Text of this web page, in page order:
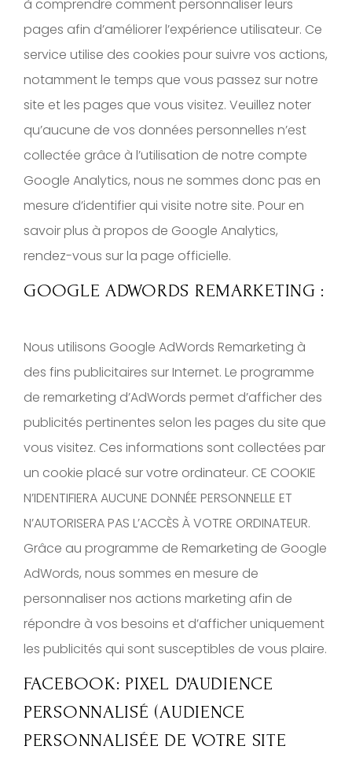
à comprendre comment personnaliser leurs
pages afin d’améliorer l’expérience utilisateur. Ce
service utilise des cookies pour suivre vos actions,
notamment le temps que vous passez sur notre
site et les pages que vous visitez. Veuillez noter
qu’aucune de vos données personnelles n’est
collectée grâce à l’utilisation de notre compte
Google Analytics, nous ne sommes donc pas en
mesure d’identifier qui visite notre site. Pour en
savoir plus à propos de Google Analytics,
rendez-vous sur la page officielle.
GOOGLE ADWORDS REMARKETING :
Nous utilisons Google AdWords Remarketing à
des fins publicitaires sur Internet. Le programme
de remarketing d’AdWords permet d’afficher des
publicités pertinentes selon les pages du site que
vous visitez. Ces informations sont collectées par
un cookie placé sur votre ordinateur. CE COOKIE
N’IDENTIFIERA AUCUNE DONNÉE PERSONNELLE ET
N’AUTORISERA PAS L’ACCÈS À VOTRE ORDINATEUR.
Grâce au programme de Remarketing de Google
AdWords, nous sommes en mesure de
personnaliser nos actions marketing afin de
répondre à vos besoins et d’afficher uniquement
les publicités qui sont susceptibles de vous plaire.
FACEBOOK: PIXEL D'AUDIENCE
PERSONNALISÉ (AUDIENCE
PERSONNALISÉE DE VOTRE SITE